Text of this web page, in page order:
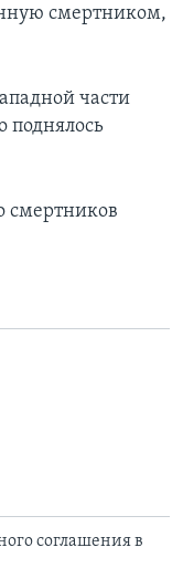
смертником,
части
поднялось
смертников
соглашения в